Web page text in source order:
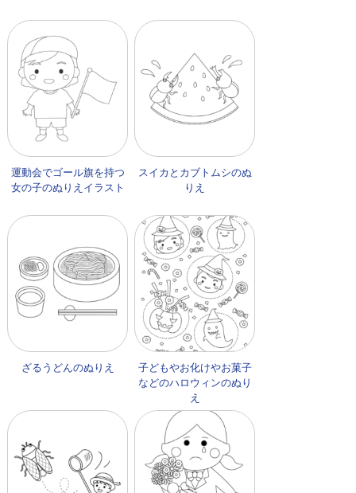
運動会でゴール旗を持つ
女の子のぬりえイラスト
スイカとカブトムシのぬ
りえ
ざるうどんのぬりえ
子どもやお化けやお菓子
などのハロウィンのぬり
え